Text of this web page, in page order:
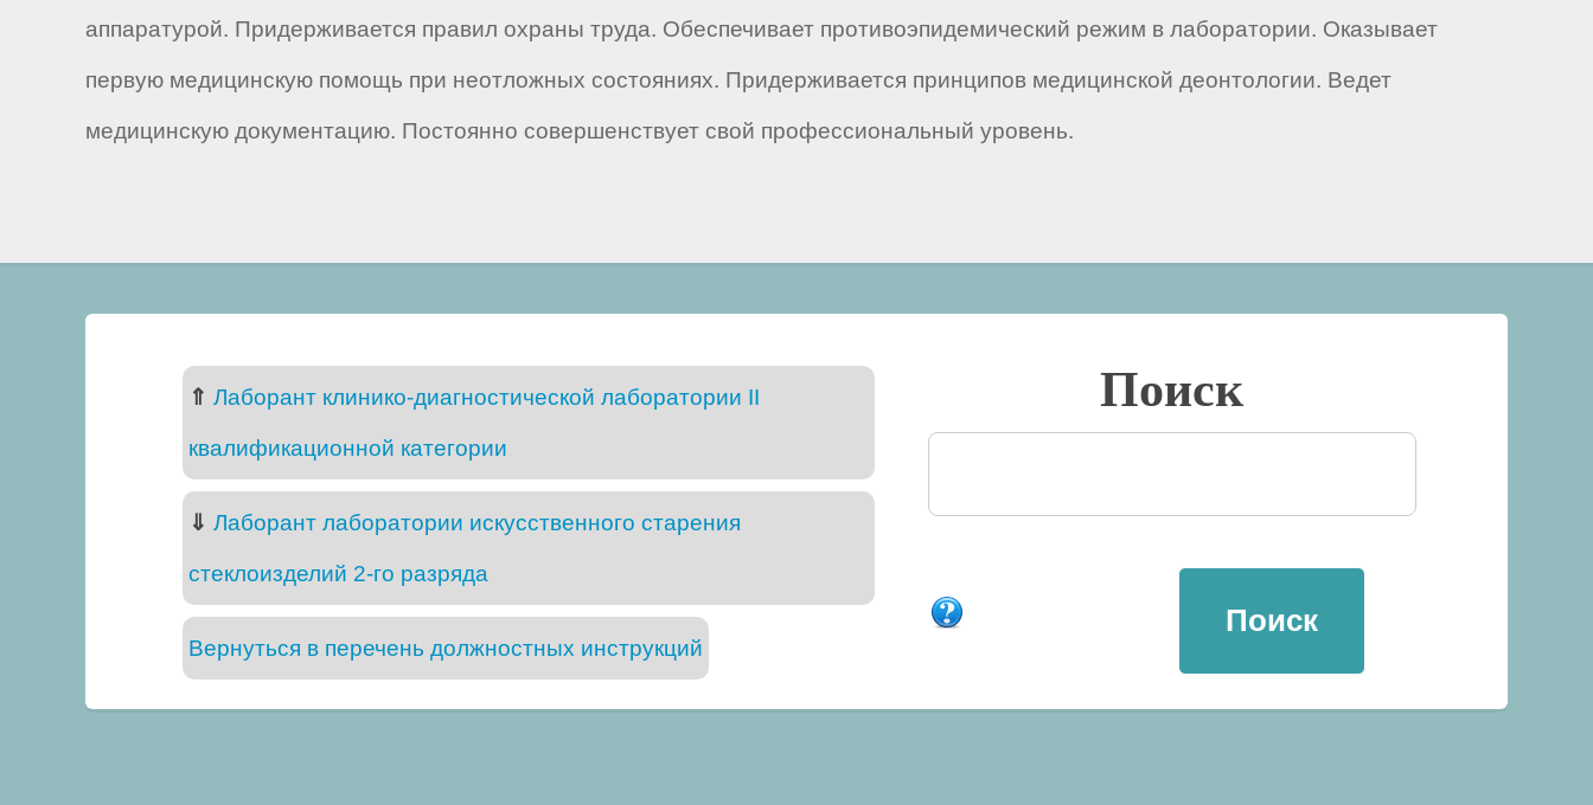
аппаратурой. Придерживается правил охраны труда. Обеспечивает противоэпидемический режим в лаборатории. Оказывает
первую медицинскую помощь при неотложных состояниях. Придерживается принципов медицинской деонтологии. Ведет
медицинскую документацию. Постоянно совершенствует свой профессиональный уровень.
⇑ Лаборант клинико-диагностической лаборатории II
квалификационной категории
⇓ Лаборант лаборатории искусственного старения
стеклоизделий 2-го разряда
Вернуться в перечень должностных инструкций
Поиск